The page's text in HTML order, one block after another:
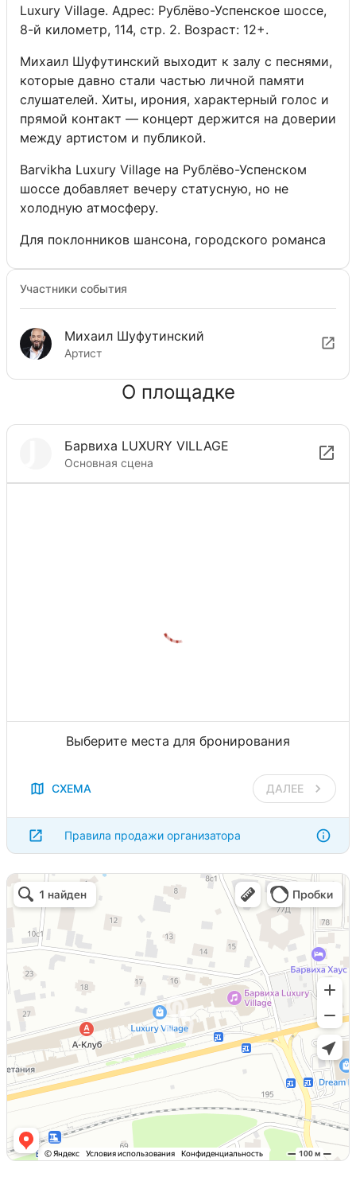
Luxury Village. Адрес: Рублёво-Успенское шоссе,
8-й километр, 114, стр. 2. Возраст: 12+.
Михаил Шуфутинский выходит к залу с песнями,
которые давно стали частью личной памяти
слушателей. Хиты, ирония, характерный голос и
прямой контакт — концерт держится на доверии
между артистом и публикой.
Barvikha Luxury Village на Рублёво-Успенском
шоссе добавляет вечеру статусную, но не
холодную атмосферу.
Для поклонников шансона, городского романса
Билеты на «Михаил Шуфутинский» — на Show
Stolicy: интерактивная схема зала, выбор ряда и
сектора. Цены от 25 000 ₽. На востребованные
даты лучше бронировать заранее — так проще
Участники события
Михаил Шуфутинский
Артист
О площадке
Барвиха LUXURY VILLAGE
Основная сцена
Выберите места для бронирования
СХЕМА ДАЛЕЕ
Правила продажи организатора